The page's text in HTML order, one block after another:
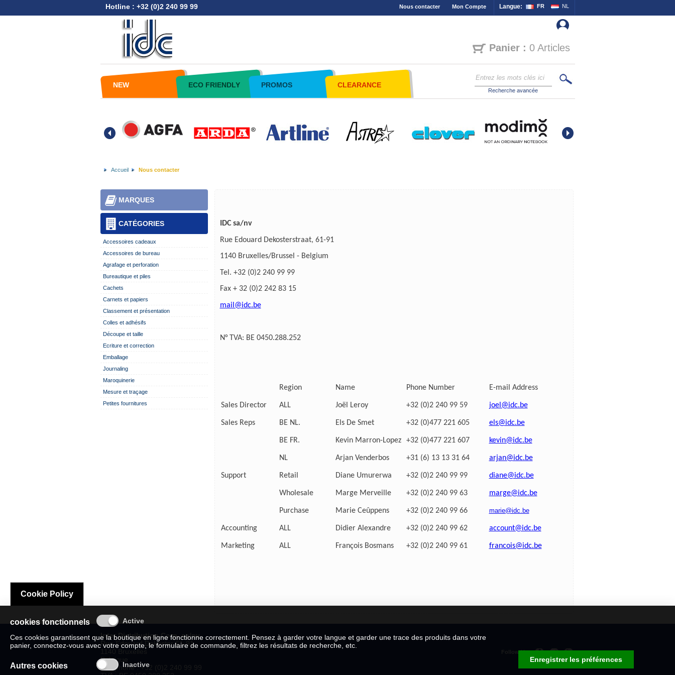
Hotline : +32 (0)2 240 99 99 Langue: FR NL
Nous contacter Mon Compte
Panier : 0 Articles
NEW ECO FRIENDLY PROMOS CLEARANCE
Recherche avancée
Accueil Nous contacter
CATÉGORIES
MARQUES
Accessoires cadeaux
Accessoires de bureau
Agrafage et perforation
Bureautique et piles
Cachets
Carnets et papiers
Classement et présentation
Colles et adhésifs
Découpe et taille
Ecriture et correction
Emballage
Journaling
Maroquinerie
Mesure et traçage
Petites fournitures
IDC sa/nv
Rue Edouard Dekosterstraat, 61-91
1140 Bruxelles/Brussel - Belgium
Tel. +32 (0)2 240 99 99
Fax + 32 (0)2 242 83 15
mail@idc.be
N° TVA: BE 0450.288.252
Region Name Phone Number E-mail Address
Sales Director ALL Joël Leroy +32 (0)2 240 99 59 joel@idc.be
Sales Reps BE NL. Els De Smet +32 (0)477 221 605 els@idc.be
BE FR. Kevin Marron-Lopez +32 (0)477 221 607 kevin@idc.be
NL Arjan Venderbos +31 (6) 13 13 31 64 arjan@idc.be
Support Retail Diane Umurerwa +32 (0)2 240 99 99 diane@idc.be
Wholesale Marge Merveille +32 (0)2 240 99 63 marge@idc.be
Purchase Marie Ceûppens +32 (0)2 240 99 66 marie@idc.be
Accounting ALL Didier Alexandre +32 (0)2 240 99 62 account@idc.be
Marketing ALL François Bosmans +32 (0)2 240 99 61 francois@idc.be
Inter Distribution Corp. sa/nv
Rue Edouard Dekoster 61-91
1140 Bruxelles
Belgique
Téléphone : +32 (0)2 240 99 99
Follow Us
Cookie Policy
cookies fonctionnels
Ces cookies garantissent que la boutique en ligne fonctionne correctement. Pensez à garder votre langue et garder une trace des produits dans votre
panier, connectez-vous avec votre compte, le formulaire de commande, filtrez les résultats de recherche, etc.
Autres cookies
Enregistrer les préférences